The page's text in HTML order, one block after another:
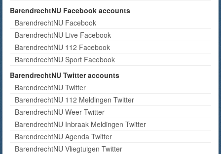
BarendrechtNU Facebook accounts
BarendrechtNU Facebook
BarendrechtNU Live Facebook
BarendrechtNU 112 Facebook
BarendrechtNU Sport Facebook
BarendrechtNU Twitter accounts
BarendrechtNU Twitter
BarendrechtNU 112 Meldingen Twitter
BarendrechtNU Weer Twitter
BarendrechtNU Inbraak Meldingen Twitter
BarendrechtNU Agenda Twitter
BarendrechtNU Vliegtuigen Twitter